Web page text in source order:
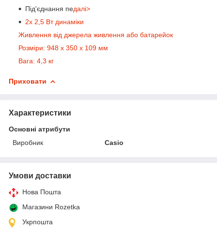
Під'єднання педалі>
2x 2,5 Вт динаміки
Живлення від джерела живлення або батарейок
Розміри: 948 x 350 x 109 мм
Вага: 4,3 кг
Приховати
Характеристики
Основні атрибути
Виробник
Casio
Умови доставки
Нова Пошта
Магазини Rozetka
Укрпошта